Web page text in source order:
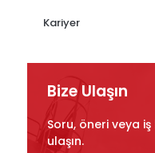
Kariyer
Bize Ulaşın
Soru, öneri veya iş
ulaşın.